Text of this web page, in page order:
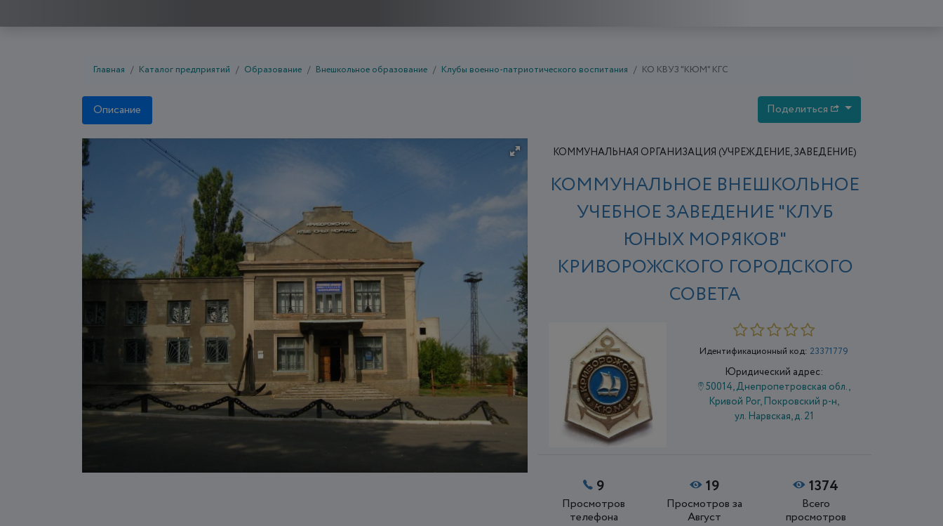
Главная Каталог предприятий Образование Внешкольное образование Клубы военно-патриотического воспитания КО КВУЗ "КЮМ" КГС
Описание Поделиться
КОММУНАЛЬНАЯ ОРГАНИЗАЦИЯ (УЧРЕЖДЕНИЕ, ЗАВЕДЕНИЕ)
КОММУНАЛЬНОЕ ВНЕШКОЛЬНОЕ
УЧЕБНОЕ ЗАВЕДЕНИЕ "КЛУБ
ЮНЫХ МОРЯКОВ"
КРИВОРОЖСКОГО ГОРОДСКОГО
СОВЕТА
Идентификационный код: 23371779
Юридический адрес:
50014, Днепропетровская обл.,
Кривой Рог, Покровский р-н,
ул. Нарвская, д. 21
9
Просмотров
телефона
19
Просмотров за
Август
1374
Всего
просмотров